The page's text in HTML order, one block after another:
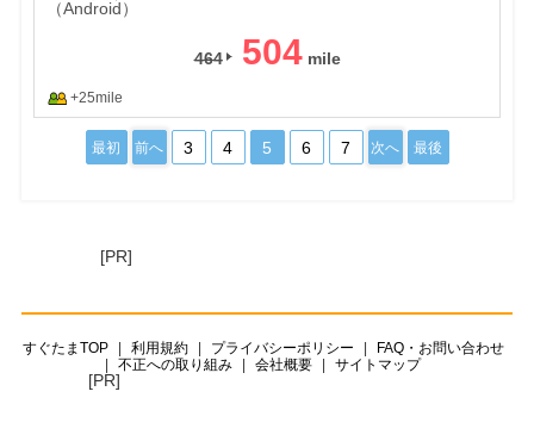
464 504
+25mile
最初 前へ 3 4 5 6 7 次へ 最後
[PR]
すぐたまTOP 利用規約 プライバシーポリシー
FAQ・お問い合わせ
不正への取り組み
会社概要 サイトマップ
[PR]